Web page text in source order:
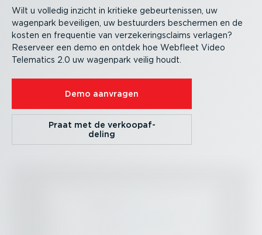
Wilt u volledig inzicht in kritieke gebeur­te­nissen, uw
wagenpark beveiligen, uw bestuurders beschermen en de
kosten en frequentie van verze­ke­rings­claims verlagen?
Reserveer een demo en ontdek hoe Webfleet Video
Telematics 2.0 uw wagenpark veilig houdt.
Demo aanvragen
Praat met de verkoop­af­
deling